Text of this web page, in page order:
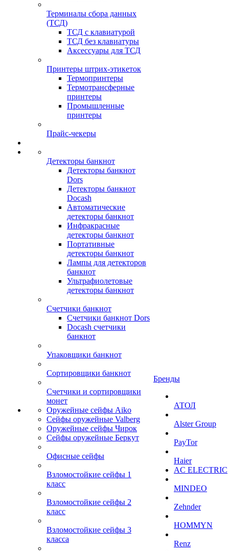
Терминалы сбора данных
(ТСД)
ТСД с клавиатурой
ТСД без клавиатуры
Аксессуары для ТСД
Принтеры штрих-этикеток
Термопринтеры
Термотрансферные
принтеры
Промышленные
принтеры
Прайс-чекеры
Детекторы банкнот
Детекторы банкнот
Dors
Детекторы банкнот
Docash
Автоматические
детекторы банкнот
Инфракрасные
детекторы банкнот
Портативные
детекторы банкнот
Лампы для детекторов
банкнот
Ультрафиолетовые
детекторы банкнот
Счетчики банкнот
Счетчики банкнот Dors
Docash счетчики
банкнот
Упаковщики банкнот
Сортировщики банкнот
Счетчики и сортировщики
монет
Оружейные сейфы Aiko
Сейфы оружейные Valberg
Оружейные сейфы Чирок
Сейфы оружейные Беркут
Офисные сейфы
Взломостойкие сейфы 1
класс
Взломостойкие сейфы 2
класс
Взломостойкие сейфы 3
класса
Бренды
АТОЛ
Alster Group
PayTor
Haier
AC ELECTRIC
MINDEO
Zehnder
HOMMYN
Renz